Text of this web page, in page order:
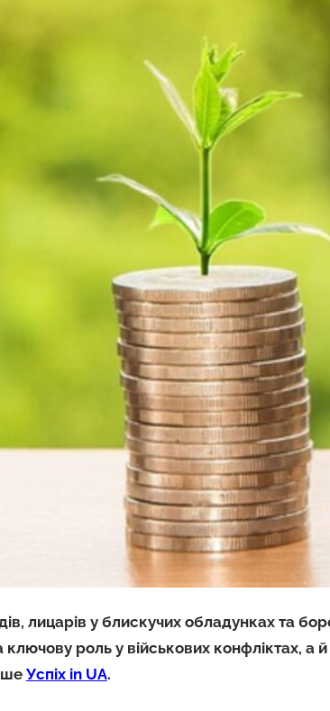
лицарів у блискучих обладунках та
ключову роль у військових конфліктах, а
Успіх in UA.